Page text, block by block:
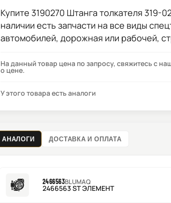
Купите 3190270 Штанга толкателя 319-
наличии есть запчасти на все виды
автомобилей, дорожная или рабочей,
На данный товар цена по запросу, свяжитесь с
о цене.
У этого товара есть аналоги
АНАЛОГИ ДОСТАВКА И ОПЛАТА
2466563BLUMAQ
2466563 ST ЭЛЕМЕНТ